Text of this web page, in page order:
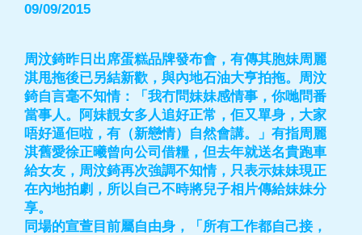
09/09/2015
周汶錡昨日出席蛋糕品牌發布會，有傳其胞妹周麗
淇甩拖後已另結新歡，與內地石油大亨拍拖。周汶
錡自言毫不知情：「我冇問妹妹感情事，你哋問番
當事人。阿妹靚女多人追好正常，佢又單身，大家
唔好逼佢啦，有（新戀情）自然會講。」有指周麗
淇舊愛徐正曦曾向公司借糧，但去年就送名貴跑車
給女友，周汶錡再次強調不知情，只表示妹妹現正
在內地拍劇，所以自己不時將兒子相片傳給妹妹分
享。
同場的宣萱目前屬自由身，「所有工作都自己接，